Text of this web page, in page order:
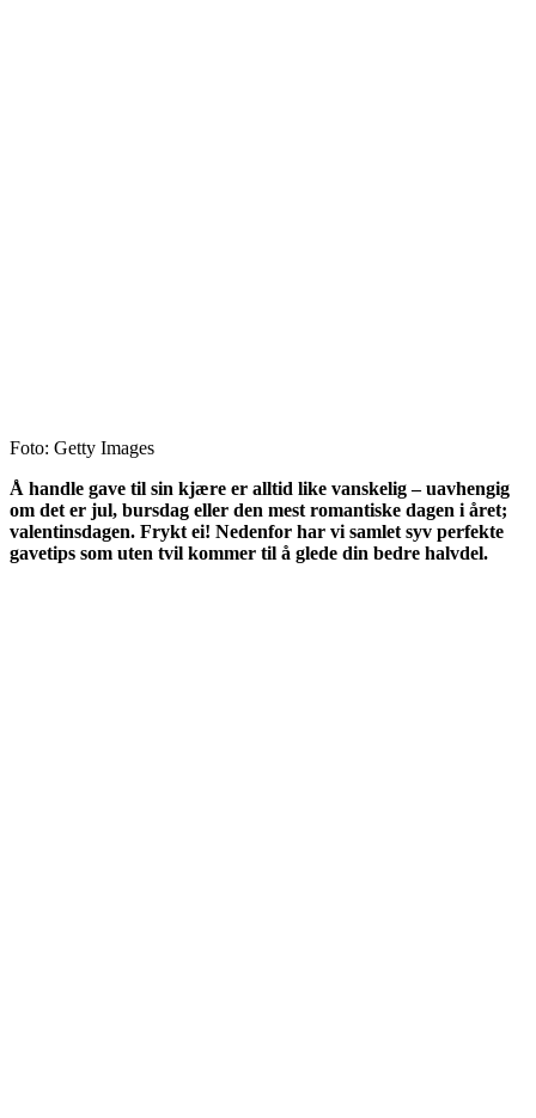
Foto: Getty Images
Å handle gave til sin kjære er alltid like vanskelig – uavhengig
om det er jul, bursdag eller den mest romantiske dagen i året;
valentinsdagen. Frykt ei! Nedenfor har vi samlet syv perfekte
gavetips som uten tvil kommer til å glede din bedre halvdel.